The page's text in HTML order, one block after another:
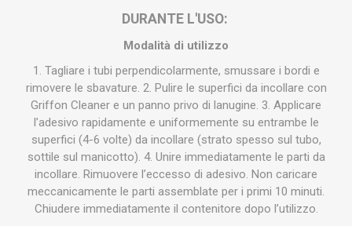
DURANTE L'USO:
Modalità di utilizzo
1. Tagliare i tubi perpendicolarmente, smussare i bordi e
rimovere le sbavature. 2. Pulire le superfici da incollare con
Griffon Cleaner e un panno privo di lanugine. 3. Applicare
l’adesivo rapidamente e uniformemente su entrambe le
superfici (4-6 volte) da incollare (strato spesso sul tubo,
sottile sul manicotto). 4. Unire immediatamente le parti da
incollare. Rimuovere l’eccesso di adesivo. Non caricare
meccanicamente le parti assemblate per i primi 10 minuti.
Chiudere immediatamente il contenitore dopo l’utilizzo.